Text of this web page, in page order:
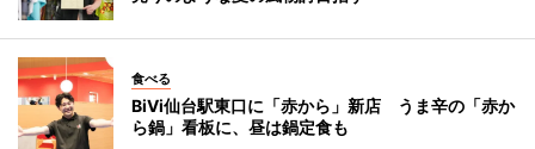
食べる
BiVi仙台駅東口に「赤から」新店 うま辛の「赤か
ら鍋」看板に、昼は鍋定食も